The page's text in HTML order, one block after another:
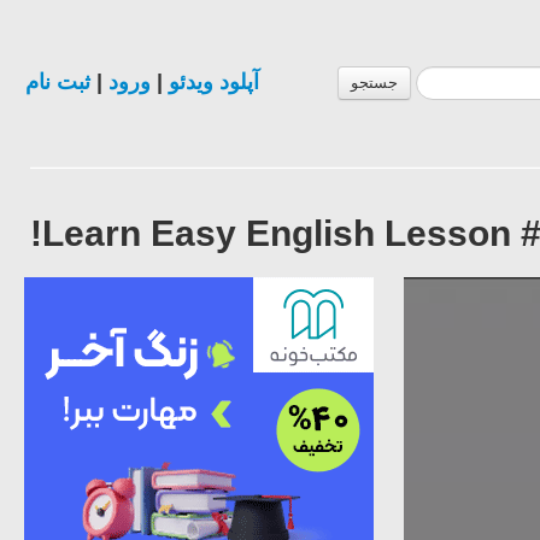
جستجو آپلود ویدئو ورود |ثبت نام
Learn Easy English Lesson